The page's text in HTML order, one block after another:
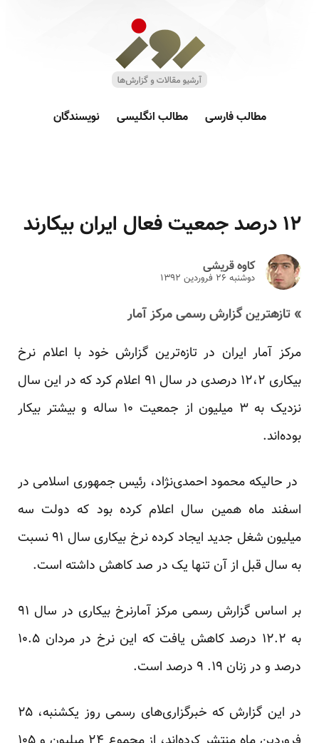
مطالب فارسی مطالب انگلیسی نویسندگان
۱۲ درصد جمعیت فعال ایران بیکارند
کاوه قریشی
دوشنبه ۲۶ فروردين ۱۳۹۲
» تازهترین گزارش رسمی مرکز آمار
مرکز آمار ایران در تازه‌ترین گزارش خود با اعلام نرخ
بیکاری ۱۲،۲ درصدی در سال ۹۱ اعلام کرد که در این سال
نزدیک به ۳ میلیون از جمعیت ۱۰ ساله و بیشتر بیکار
بوده‌اند.
در حالیکه محمود احمدی‌نژاد، رئیس جمهوری اسلامی در
اسفند ماه همین سال اعلام کرده بود که دولت سه
میلیون شغل جدید ایجاد کرده نرخ بیکاری سال ۹۱ نسبت
به سال قبل از آن تنها یک در صد کاهش داشته است.
بر اساس گزارش رسمی مرکز آمارنرخ بیکاری در سال ۹۱
به ۱۲.۲ درصد کاهش یافت که این نرخ در مردان ۱۰.۵
درصد و در زنان ۱۹. ۹ درصد است.
در این گزارش که خبرگزاری‌های رسمی روز یکشنبه، ۲۵